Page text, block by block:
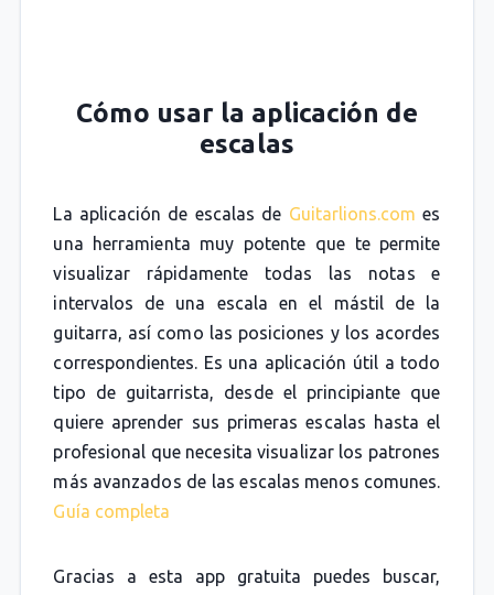
Cómo usar la aplicación de
escalas
La aplicación de escalas de Guitarlions.com es
una herramienta muy potente que te permite
visualizar rápidamente todas las notas e
intervalos de una escala en el mástil de la
guitarra, así como las posiciones y los acordes
correspondientes. Es una aplicación útil a todo
tipo de guitarrista, desde el principiante que
quiere aprender sus primeras escalas hasta el
profesional que necesita visualizar los patrones
más avanzados de las escalas menos comunes.
Guía completa
Gracias a esta app gratuita puedes buscar,